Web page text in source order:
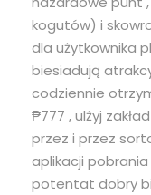
kogutów) i
dla użytkownika
biesiadują
codziennie
₱777 , ulżyj
przez i przez
aplikacji
potentat dobry